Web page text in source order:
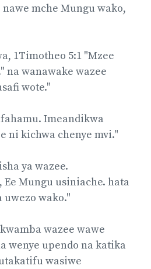
mche Mungu wako,
1Timotheo 5:1 "Mzee
na wanawake wazee
wote."
Imeandikwa
ni kichwa chenye mvi."
ya wazee.
Mungu usiniache. hata
wako."
wazee wawe
wenye upendo na katika
wasiwe